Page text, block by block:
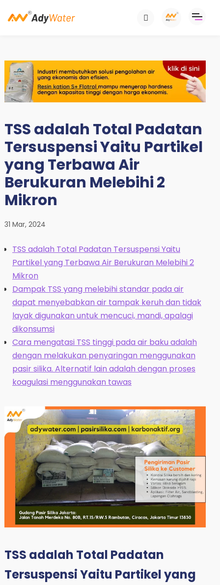
TSS adalah Total Padatan
Tersuspensi Yaitu Partikel
yang Terbawa Air
Berukuran Melebihi 2
Mikron
31 Mar, 2024
TSS adalah Total Padatan Tersuspensi Yaitu
Partikel yang Terbawa Air Berukuran Melebihi 2
Mikron
Dampak TSS yang melebihi standar pada air
dapat menyebabkan air tampak keruh dan tidak
layak digunakan untuk mencuci, mandi, apalagi
dikonsumsi
Cara mengatasi TSS tinggi pada air baku adalah
dengan melakukan penyaringan menggunakan
pasir silika. Alternatif lain adalah dengan proses
koagulasi menggunakan tawas
TSS adalah Total Padatan
Tersuspensi Yaitu Partikel yang